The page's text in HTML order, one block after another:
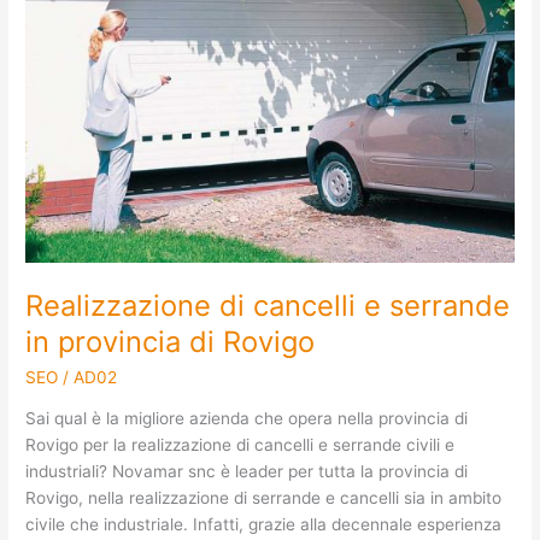
Realizzazione di cancelli e serrande
in provincia di Rovigo
SEO /AD02
Sai qual è la migliore azienda che opera nella provincia di
Rovigo per la realizzazione di cancelli e serrande civili e
industriali? Novamar snc è leader per tutta la provincia di
Rovigo, nella realizzazione di serrande e cancelli sia in ambito
civile che industriale. Infatti, grazie alla decennale esperienza